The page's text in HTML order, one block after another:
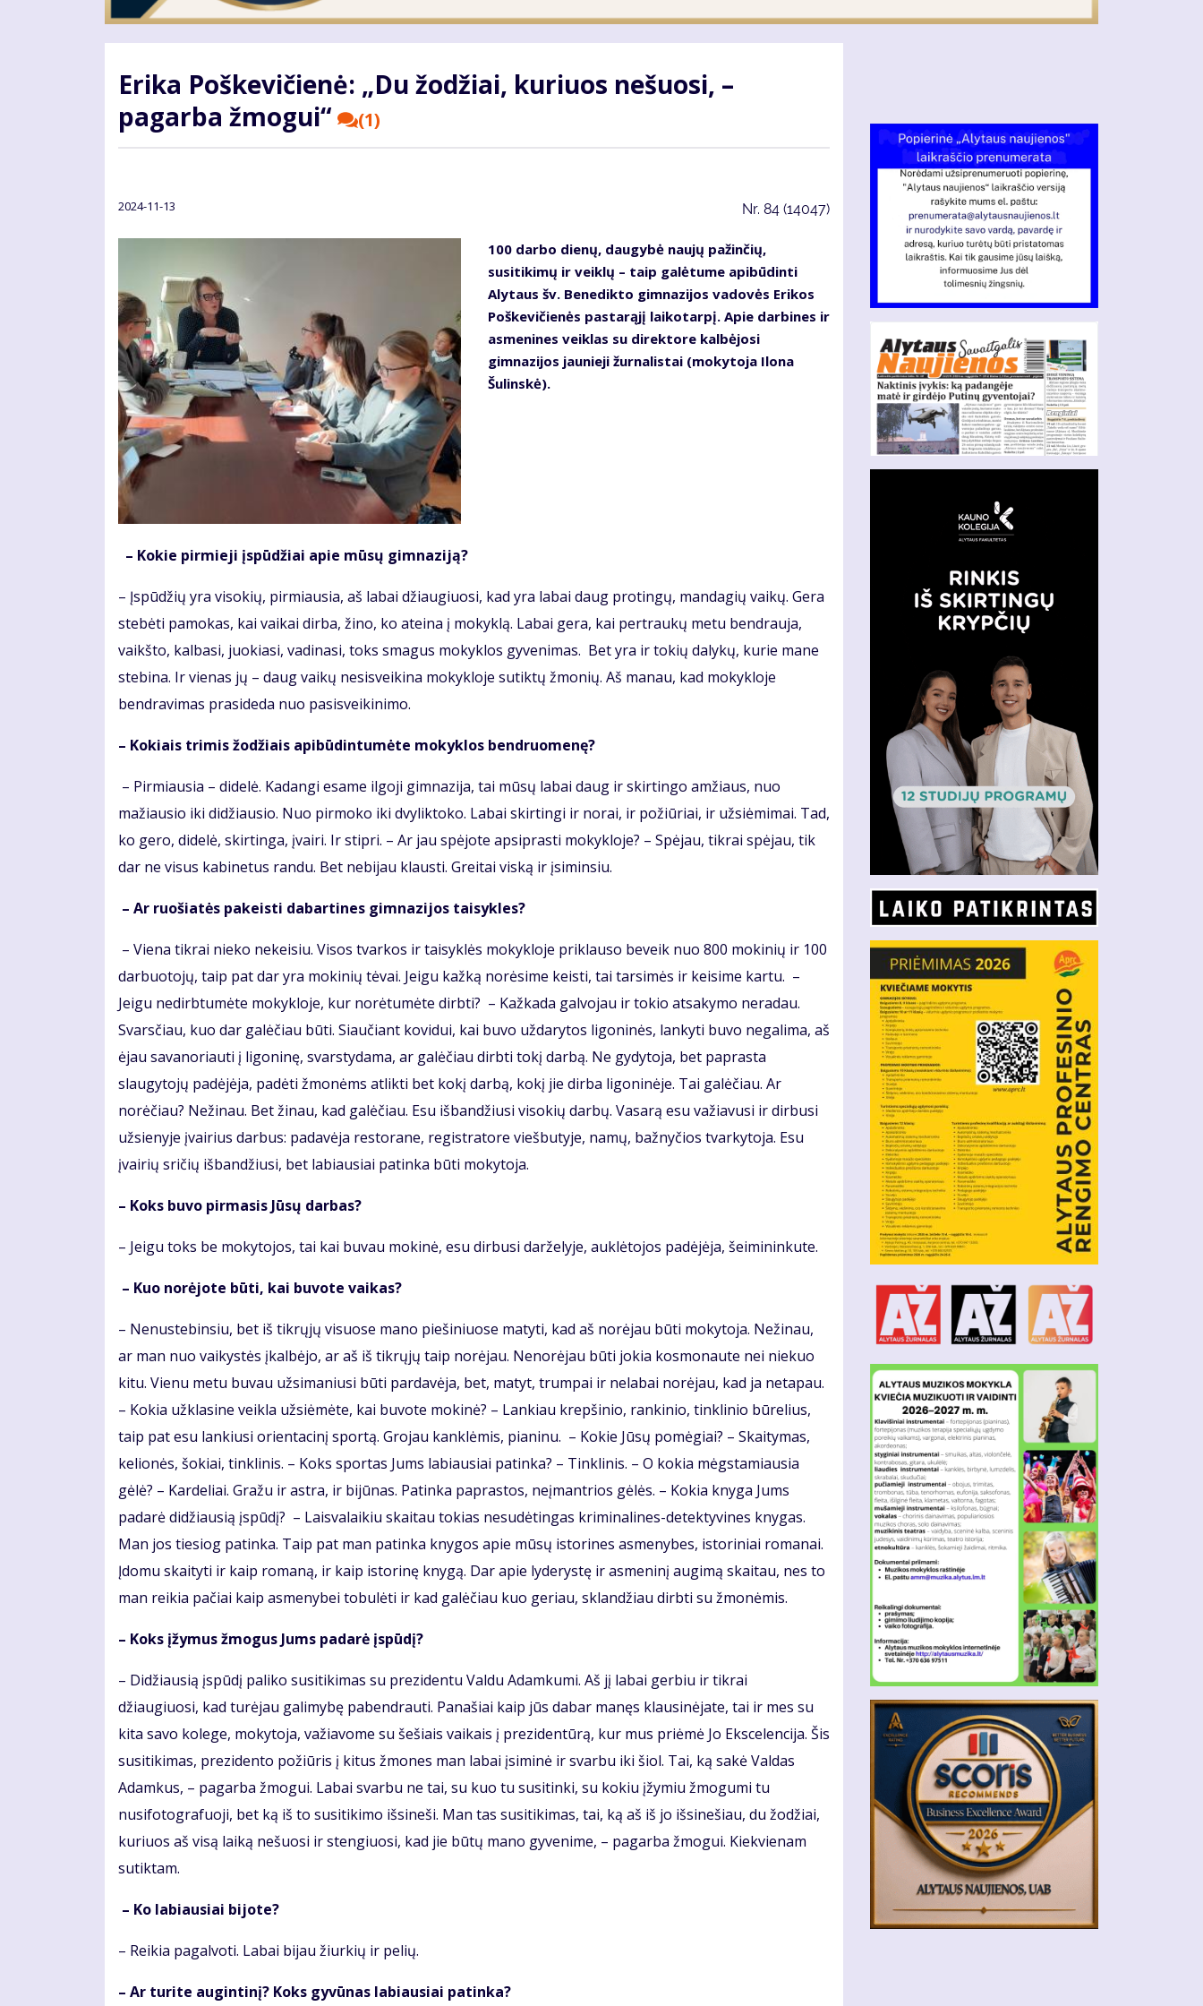
Erika Poškevičienė: „Du žodžiai, kuriuos nešuosi, –
pagarba žmogui“
(1)
2024-11-13 Nr. 84 (14047)
100 darbo dienų, daugybė naujų pažinčių,
susitikimų ir veiklų – taip galėtume apibūdinti
Alytaus šv. Benedikto gimnazijos vadovės Erikos
Poškevičienės pastarąjį laikotarpį. Apie darbines ir
asmenines veiklas su direktore kalbėjosi
gimnazijos jaunieji žurnalistai (mokytoja Ilona
Šulinskė).
– Kokie pirmieji įspūdžiai apie mūsų gimnaziją?
– Įspūdžių yra visokių, pirmiausia, aš labai džiaugiuosi, kad yra labai daug protingų, mandagių vaikų. Gera
stebėti pamokas, kai vaikai dirba, žino, ko ateina į mokyklą. Labai gera, kai pertraukų metu bendrauja,
vaikšto, kalbasi, juokiasi, vadinasi, toks smagus mokyklos gyvenimas. Bet yra ir tokių dalykų, kurie mane
stebina. Ir vienas jų – daug vaikų nesisveikina mokykloje sutiktų žmonių. Aš manau, kad mokykloje
bendravimas prasideda nuo pasisveikinimo.
– Kokiais trimis žodžiais apibūdintumėte mokyklos bendruomenę?
– Pirmiausia – didelė. Kadangi esame ilgoji gimnazija, tai mūsų labai daug ir skirtingo amžiaus, nuo
mažiausio iki didžiausio. Nuo pirmoko iki dvyliktoko. Labai skirtingi ir norai, ir požiūriai, ir užsiėmimai. Tad,
ko gero, didelė, skirtinga, įvairi. Ir stipri. – Ar jau spėjote apsiprasti mokykloje? – Spėjau, tikrai spėjau, tik
dar ne visus kabinetus randu. Bet nebijau klausti. Greitai viską ir įsiminsiu.
– Ar ruošiatės pakeisti dabartines gimnazijos taisykles?
– Viena tikrai nieko nekeisiu. Visos tvarkos ir taisyklės mokykloje priklauso beveik nuo 800 mokinių ir 100
darbuotojų, taip pat dar yra mokinių tėvai. Jeigu kažką norėsime keisti, tai tarsimės ir keisime kartu. –
Jeigu nedirbtumėte mokykloje, kur norėtumėte dirbti? – Kažkada galvojau ir tokio atsakymo neradau.
Svarsčiau, kuo dar galėčiau būti. Siaučiant kovidui, kai buvo uždarytos ligoninės, lankyti buvo negalima, aš
ėjau savanoriauti į ligoninę, svarstydama, ar galėčiau dirbti tokį darbą. Ne gydytoja, bet paprasta
slaugytojų padėjėja, padėti žmonėms atlikti bet kokį darbą, kokį jie dirba ligoninėje. Tai galėčiau. Ar
norėčiau? Nežinau. Bet žinau, kad galėčiau. Esu išbandžiusi visokių darbų. Vasarą esu važiavusi ir dirbusi
užsienyje įvairius darbus: padavėja restorane, registratore viešbutyje, namų, bažnyčios tvarkytoja. Esu
įvairių sričių išbandžiusi, bet labiausiai patinka būti mokytoja.
– Koks buvo pirmasis Jūsų darbas?
– Jeigu toks be mokytojos, tai kai buvau mokinė, esu dirbusi darželyje, auklėtojos padėjėja, šeimininkute.
– Kuo norėjote būti, kai buvote vaikas?
– Nenustebinsiu, bet iš tikrųjų visuose mano piešiniuose matyti, kad aš norėjau būti mokytoja. Nežinau,
ar man nuo vaikystės įkalbėjo, ar aš iš tikrųjų taip norėjau. Nenorėjau būti jokia kosmonaute nei niekuo
kitu. Vienu metu buvau užsimaniusi būti pardavėja, bet, matyt, trumpai ir nelabai norėjau, kad ja netapau.
– Kokia užklasine veikla užsiėmėte, kai buvote mokinė? – Lankiau krepšinio, rankinio, tinklinio būrelius,
taip pat esu lankiusi orientacinį sportą. Grojau kanklėmis, pianinu. – Kokie Jūsų pomėgiai? – Skaitymas,
kelionės, šokiai, tinklinis. – Koks sportas Jums labiausiai patinka? – Tinklinis. – O kokia mėgstamiausia
gėlė? – Kardeliai. Gražu ir astra, ir bijūnas. Patinka paprastos, neįmantrios gėlės. – Kokia knyga Jums
padarė didžiausią įspūdį? – Laisvalaikiu skaitau tokias nesudėtingas kriminalines-detektyvines knygas.
Man jos tiesiog patinka. Taip pat man patinka knygos apie mūsų istorines asmenybes, istoriniai romanai.
Įdomu skaityti ir kaip romaną, ir kaip istorinę knygą. Dar apie lyderystę ir asmeninį augimą skaitau, nes to
man reikia pačiai kaip asmenybei tobulėti ir kad galėčiau kuo geriau, sklandžiau dirbti su žmonėmis.
– Koks įžymus žmogus Jums padarė įspūdį?
– Didžiausią įspūdį paliko susitikimas su prezidentu Valdu Adamkumi. Aš jį labai gerbiu ir tikrai
džiaugiuosi, kad turėjau galimybę pabendrauti. Panašiai kaip jūs dabar manęs klausinėjate, tai ir mes su
kita savo kolege, mokytoja, važiavome su šešiais vaikais į prezidentūrą, kur mus priėmė Jo Ekscelencija. Šis
susitikimas, prezidento požiūris į kitus žmones man labai įsiminė ir svarbu iki šiol. Tai, ką sakė Valdas
Adamkus, – pagarba žmogui. Labai svarbu ne tai, su kuo tu susitinki, su kokiu įžymiu žmogumi tu
nusifotografuoji, bet ką iš to susitikimo išsineši. Man tas susitikimas, tai, ką aš iš jo išsinešiau, du žodžiai,
kuriuos aš visą laiką nešuosi ir stengiuosi, kad jie būtų mano gyvenime, – pagarba žmogui. Kiekvienam
sutiktam.
– Ko labiausiai bijote?
– Reikia pagalvoti. Labai bijau žiurkių ir pelių.
– Ar turite augintinį? Koks gyvūnas labiausiai patinka?